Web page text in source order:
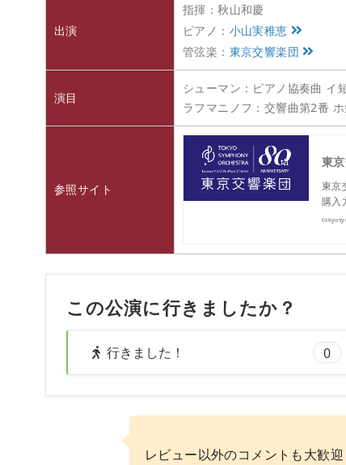
出演
指揮：秋山和慶
ピアノ： 小山実稚恵
管弦楽： 東京交響楽団
演目
シューマン：ピアノ協奏曲 イ
ラフマニノフ：交響曲第2番
参照サイト
東
東京
購入
この公演に行きましたか？
行きました！ 0
レビュー以外のコメントも大歓